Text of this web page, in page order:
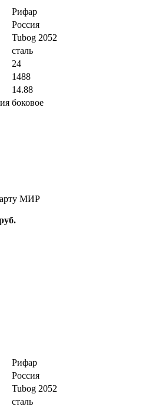
Рифар
Россия
Tubog 2052
сталь
24
1488
14.88
боковое
МИР
Рифар
Россия
Tubog 2052
сталь